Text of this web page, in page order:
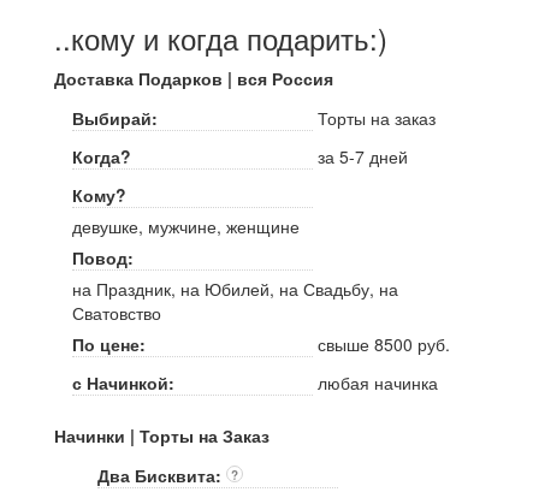
..кому и когда подарить:)
Доставка Подарков | вся Россия
Выбирай:
Торты на заказ
Когда?
за 5-7 дней
Кому?
девушке, мужчине, женщине
Повод:
на Праздник, на Юбилей, на Свадьбу, на
Сватовство
По цене:
свыше 8500 руб.
с Начинкой:
любая начинка
Начинки | Торты на Заказ
Два Бисквита:
?